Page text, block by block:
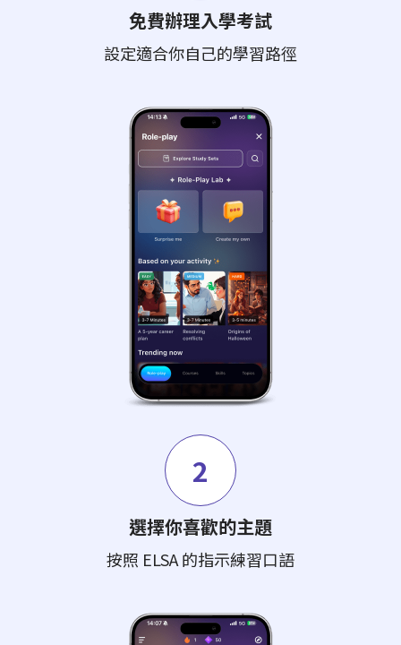
免費辦理入學考試
設定適合你自己的學習路徑
2
選擇你喜歡的主題
按照 ELSA 的指示練習口語